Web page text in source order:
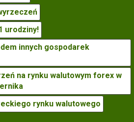
urodziny!
innych gospodarek
na rynku walutowym forex w
rynku walutowego